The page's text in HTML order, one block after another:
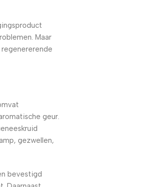
Maar
geur.
gezwellen,
bevestigd